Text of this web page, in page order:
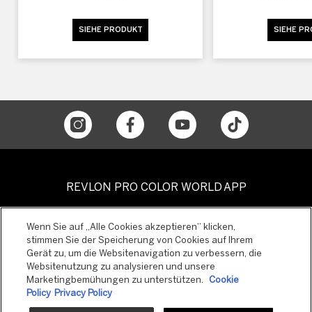
SIEHE PRODUKT SIEHE
REVLON PRO COLOR WORLD APP
Wenn Sie auf „Alle Cookies akzeptieren“ klicken,
stimmen Sie der Speicherung von Cookies auf Ihrem
Gerät zu, um die Websitenavigation zu verbessern, die
Websitenutzung zu analysieren und unsere
Marketingbemühungen zu unterstützen.
Cookie
Policy Privacy Policy